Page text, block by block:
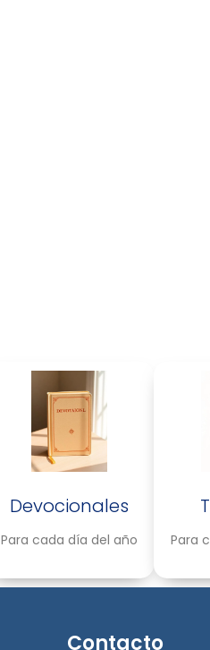
Devocionales
Para cada día del año Para
Contacto